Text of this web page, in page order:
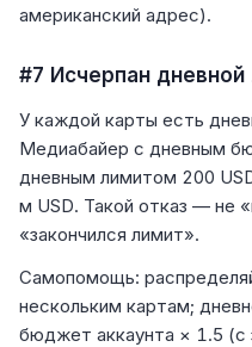
американский адрес).
#7 Исчерпан
У каждой карты есть
Медиабайер с дневным
дневным лимитом 200
м USD. Такой отказ — не
«закончился лимит».
Самопомощь:
нескольким картам;
бюджет аккаунта × 1.5 (с